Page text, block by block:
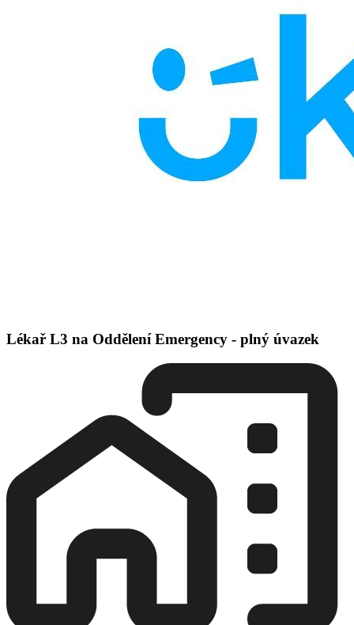
Lékař L3 na Oddělení Emergency - plný úvazek